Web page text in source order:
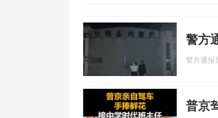
警方
警方通报
普京